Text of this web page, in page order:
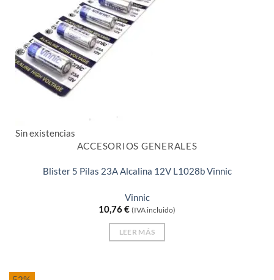
Sin existencias
ACCESORIOS GENERALES
Blister 5 Pilas 23A Alcalina 12V L1028b Vinnic
Vinnic
10,76€ (IVA incluido)
LEER MÁS